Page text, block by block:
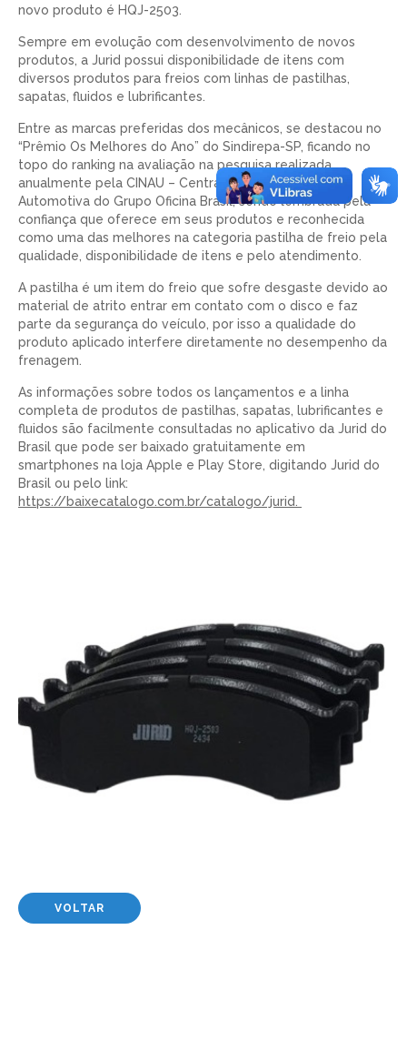
novo produto é HQJ-2503.
Sempre em evolução com desenvolvimento de novos
produtos, a Jurid possui disponibilidade de itens com
diversos produtos para freios com linhas de pastilhas,
sapatas, fluidos e lubrificantes.
Entre as marcas preferidas dos mecânicos, se destacou no
“Prêmio Os Melhores do Ano” do Sindirepa-SP, ficando no
topo do ranking na avaliação na pesquisa realizada
anualmente pela CINAU – Central de Inteligência
Automotiva do Grupo Oficina Brasil, sendo lembrada pela
confiança que oferece em seus produtos e reconhecida
como uma das melhores na categoria pastilha de freio pela
qualidade, disponibilidade de itens e pelo atendimento.
A pastilha é um item do freio que sofre desgaste devido ao
material de atrito entrar em contato com o disco e faz
parte da segurança do veículo, por isso a qualidade do
produto aplicado interfere diretamente no desempenho da
frenagem.
As informações sobre todos os lançamentos e a linha
completa de produtos de pastilhas, sapatas, lubrificantes e
fluidos são facilmente consultadas no aplicativo da Jurid do
Brasil que pode ser baixado gratuitamente em
smartphones na loja Apple e Play Store, digitando Jurid do
Brasil ou pelo link:
https://baixecatalogo.com.br/catalogo/jurid
VOLTAR